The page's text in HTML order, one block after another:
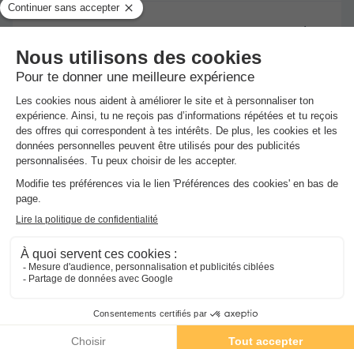
MOBILHOME 4 personnes - Malaga CLASSIC Climatisé
Meilleur prix pour 7 nuits
385 € 308 € d'économie
Voir les hébergements
Camping Club Le Trianon 5* - MS VACANCES